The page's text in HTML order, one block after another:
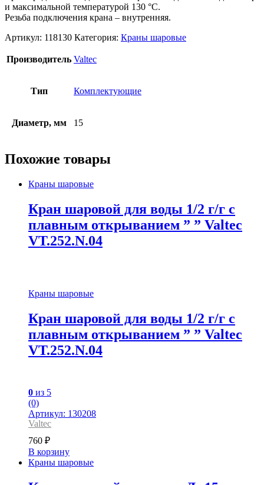
и максимальной температурой 130 °С.
Резьба подключения крана – внутренняя.
Артикул: 118130 Категория: Краны шаровые
Производитель Valtec
Тип Комплектующие
Диаметр, мм 15
Похожие товары
Краны шаровые
Кран шаровой для воды 1/2 г/г с
плавным открыванием ” ” Valtec
VT.252.N.04
Краны шаровые
Кран шаровой для воды 1/2 г/г с
плавным открыванием ” ” Valtec
VT.252.N.04
0 из 5
(0)
Артикул: 130208
Valtec
760 ₽
В корзину
Краны шаровые